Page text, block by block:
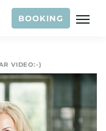
BOOKING
VIDEO:-)